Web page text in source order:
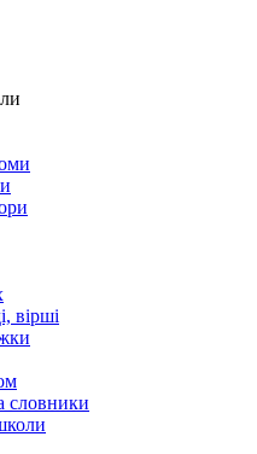
вірші
словники